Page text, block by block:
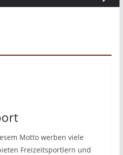
Motto werben viele
Freizeitsportlern und